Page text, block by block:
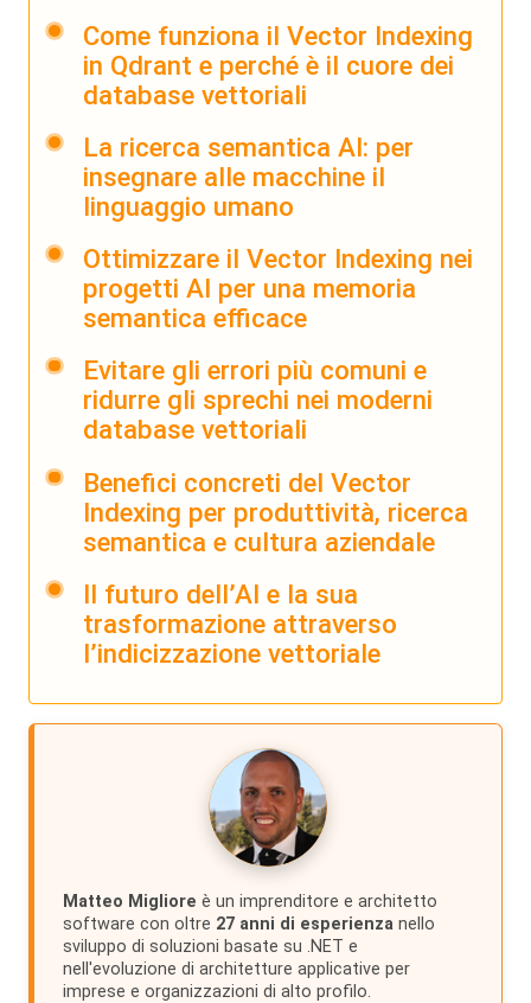
Come funziona il Vector Indexing
in Qdrant e perché è il cuore dei
database vettoriali
La ricerca semantica AI: per
insegnare alle macchine il
linguaggio umano
Ottimizzare il Vector Indexing nei
progetti AI per una memoria
semantica efficace
Evitare gli errori più comuni e
ridurre gli sprechi nei moderni
database vettoriali
Benefici concreti del Vector
Indexing per produttività, ricerca
semantica e cultura aziendale
Il futuro dell’AI e la sua
trasformazione attraverso
l’indicizzazione vettoriale
Matteo Migliore è un imprenditore e architetto
software con oltre 27 anni di esperienza nello
sviluppo di soluzioni basate su .NET e
nell'evoluzione di architetture applicative per
imprese e organizzazioni di alto profilo.